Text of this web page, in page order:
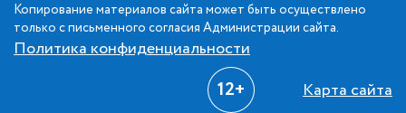
Копирование материалов сайта может быть осуществлено
только с письменного согласия Администрации сайта.
Политика конфиденциальности
12+ Карта сайта